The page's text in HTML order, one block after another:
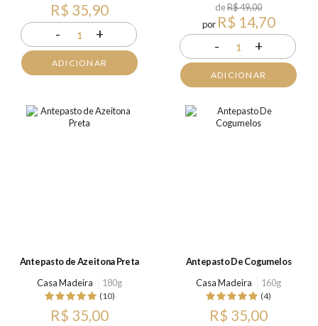
R$ 35,90
- 1 +
ADICIONAR
deR$ 49,00
por R$ 14,70
- 1 +
ADICIONAR
Antepasto de Azeitona Preta
Casa Madeira
180g
(10)
R$ 35,00
Antepasto De Cogumelos
Casa Madeira
160g
(4)
R$ 35,00